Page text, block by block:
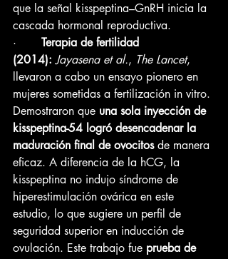
que la señal kisspeptina–GnRH inicia la
cascada hormonal reproductiva.
· Terapia de fertilidad
(2014): Jayasena et al., The Lancet,
llevaron a cabo un ensayo pionero en
mujeres sometidas a fertilización in vitro.
Demostraron que una sola inyección de
kisspeptina-54 logró desencadenar la
maduración final de ovocitos de manera
eficaz. A diferencia de la hCG, la
kisspeptina no indujo síndrome de
hiperestimulación ovárica en este
estudio, lo que sugiere un perfil de
seguridad superior en inducción de
ovulación. Este trabajo fue prueba de